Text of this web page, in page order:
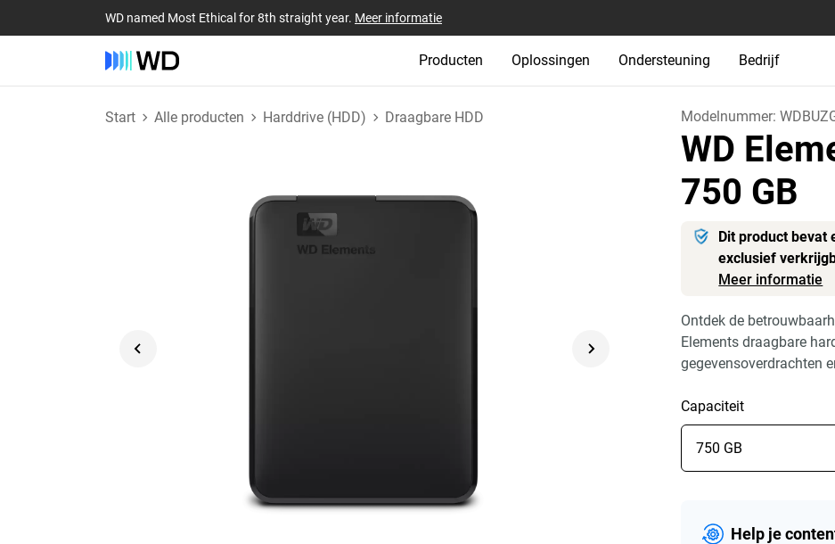
WD named Most Ethical for 8th straight year. Meer informatie
Producten Oplossingen Ondersteuning Bedrijf
Start Alle producten Harddrive (HDD) Draagbare HDD Modelnummer:
WD
750 GB
Dit product bevat
exclusief
Meer informatie
Ontdek de
Elements draagbare
gegevensoverdrachten
Capaciteit
Help je